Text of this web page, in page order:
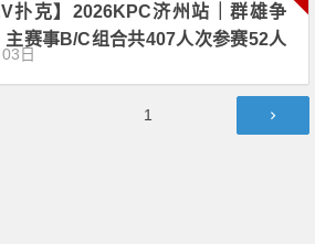
扑克】2026KPC济州站｜群雄争
主赛事B/C组合共407人次参赛52人
，张达森/赵洪军分别登顶小组CL，
日
第1